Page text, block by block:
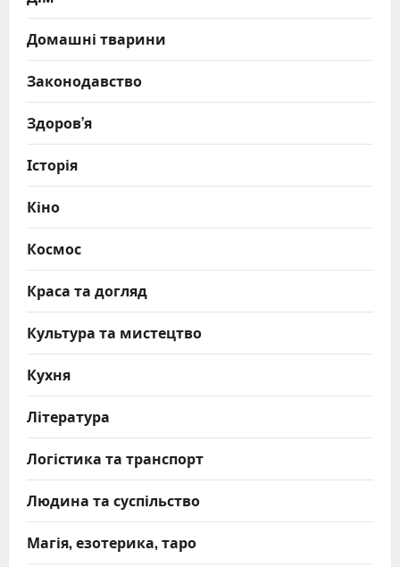
Домашні тварини
Законодавство
Здоров’я
Історія
Кіно
Космос
Краса та догляд
Культура та мистецтво
Кухня
Література
Логістика та транспорт
Людина та суспільство
Магія, езотерика, таро